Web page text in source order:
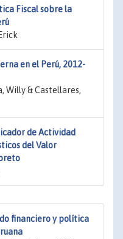
Fiscal sobre la
en el Perú, 2012-
Willy & Castellares,
de Actividad
del Valor
financiero y política